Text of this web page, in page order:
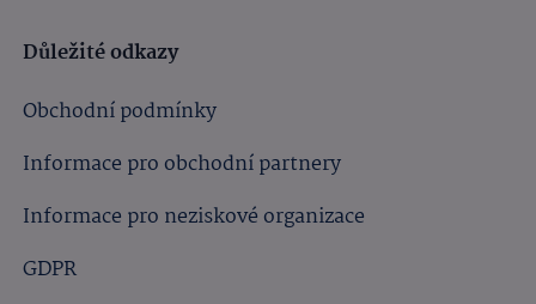
Důležité odkazy
Obchodní podmínky
Informace pro obchodní partnery
Informace pro neziskové organizace
GDPR